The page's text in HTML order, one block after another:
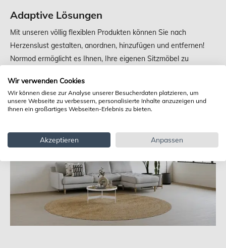
Adaptive Lösungen
Mit unseren völlig flexiblen Produkten können Sie nach
Herzenslust gestalten, anordnen, hinzufügen und entfernen!
Normod ermöglicht es Ihnen, Ihre eigenen Sitzmöbel zu
ist, dass Sie Ihre Einrichtung so oft ändern können, wie Sie
möchten.
Wir verwenden Cookies
Wir können diese zur Analyse unserer Besucherdaten platzieren, um
unsere Webseite zu verbessern, personalisierte Inhalte anzuzeigen und
Ihnen ein großartiges Webseiten-Erlebnis zu bieten.
Akzeptieren Anpassen